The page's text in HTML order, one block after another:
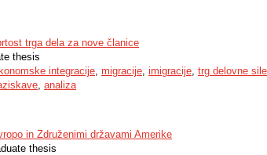
trga dela za nove članice
thesis
integracije, migracije, imigracije, trg delovne sile
, analiza
in Združenimi državami Amerike
thesis